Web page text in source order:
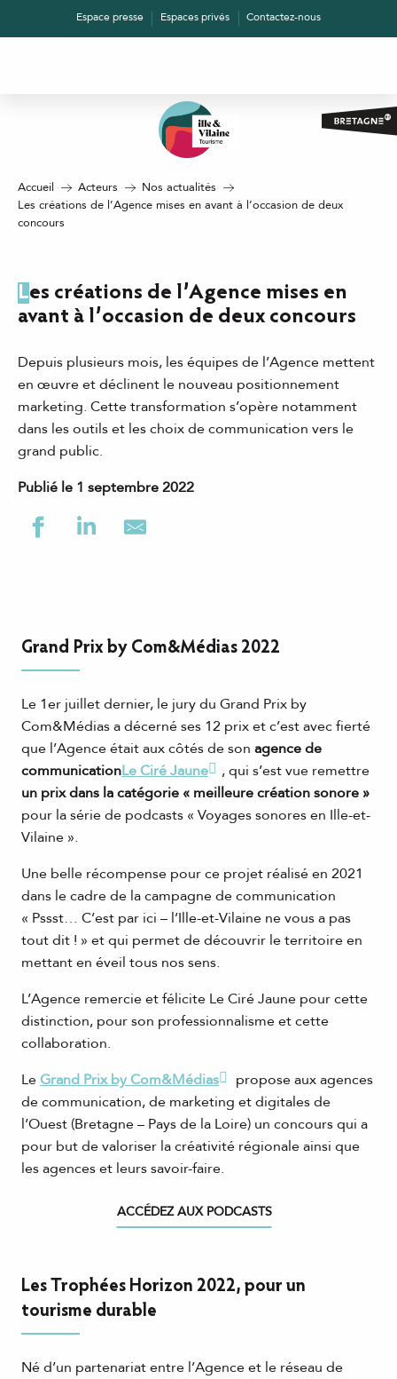
Espace presse Espaces privés Contactez-nous
Accueil Acteurs
Nos actualités
Les créations de l’Agence mises en avant à l’occasion de deux
concours
Les créations de l’Agence mises en
avant à l’occasion de deux concours
Depuis plusieurs mois, les équipes de l’Agence mettent
en œuvre et déclinent le nouveau positionnement
marketing. Cette transformation s’opère notamment
dans les outils et les choix de communication vers le
grand public.
Publié le 1 septembre 2022
Grand Prix by Com&Médias 2022
Le 1er juillet dernier, le jury du Grand Prix by
Com&Médias a décerné ses 12 prix et c’est avec fierté
que l’Agence était aux côtés de son agence de
communicationLe Ciré Jaune
, qui s’est vue remettre
un prix dans la catégorie « meilleure création sonore »
pour la série de podcasts « Voyages sonores en Ille-et-
Vilaine ».
Une belle récompense pour ce projet réalisé en 2021
dans le cadre de la campagne de communication
« Pssst… C’est par ici – l’Ille-et-Vilaine ne vous a pas
tout dit ! » et qui permet de découvrir le territoire en
mettant en éveil tous nos sens.
L’Agence remercie et félicite Le Ciré Jaune pour cette
distinction, pour son professionnalisme et cette
collaboration.
LeGrand Prix by Com&Médias
propose aux agences
de communication, de marketing et digitales de
l’Ouest (Bretagne – Pays de la Loire) un concours qui a
pour but de valoriser la créativité régionale ainsi que
les agences et leurs savoir-faire.
ACCÉDEZ AUX PODCASTS
Les Trophées Horizon 2022, pour un
tourisme durable
Né d’un partenariat entre l’Agence et le réseau de